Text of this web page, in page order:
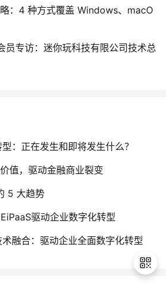
：4 种方式覆盖 Windows、macO
员专访：迷你玩科技有限公司技术总
：正在发生和即将发生什么？
值，驱动金融商业裂变
5 大趋势
驱动企业数字化转型
融合：驱动企业全面数字化转型